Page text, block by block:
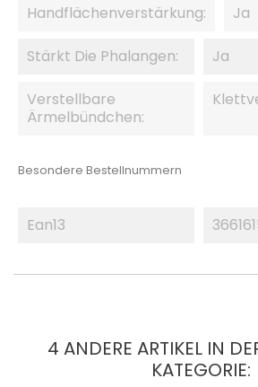
Handflächenverstärkung: Ja
Stärkt Die Phalangen: Ja
Verstellbare
Ärmelbündchen:
Besondere Bestellnummern
Ean13
4 ANDERE ARTIKEL IN
KATEGORIE: